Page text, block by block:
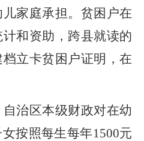
家庭承担。贫困户在
和资助，跨县就读的
立卡贫困户证明，在
治区本级财政对在幼
按照每生每年1500元